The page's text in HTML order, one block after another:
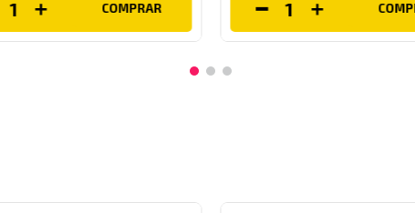
COMPRAR